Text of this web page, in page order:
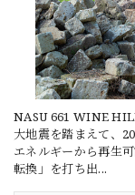
NASU 661 WINE
大地震を踏まえて、
エネルギーから再生
転換」を打ち出...